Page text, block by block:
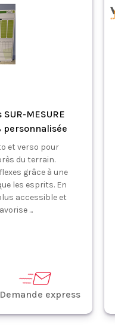
MESURE
personnalisée
et verso pour
du terrain.
grâce à une
les esprits. En
accessible et
...
Demande express